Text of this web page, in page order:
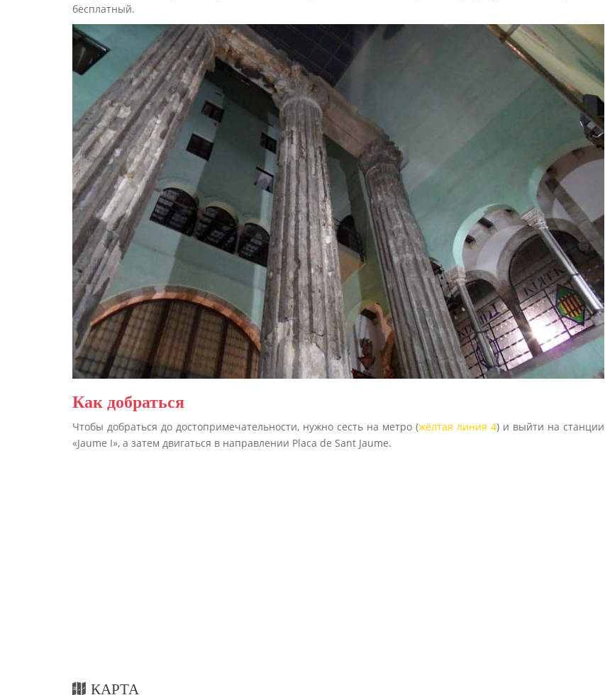
бесплатный.
Как добраться
Чтобы добраться до достопримечательности, нужно сесть на метро (жёлтая линия 4) и выйти на станции
«Jaume I», а затем двигаться в направлении Placa de Sant Jaume.
КАРТА